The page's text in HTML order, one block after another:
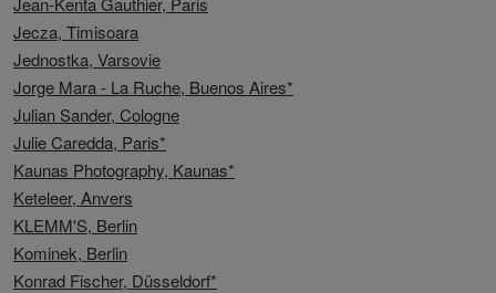
Jecza, Timisoara
Jednostka, Varsovie
Jorge Mara - La Ruche, Buenos Aires*
Julian Sander, Cologne
Julie Caredda, Paris*
Kaunas Photography, Kaunas*
Keteleer, Anvers
KLEMM'S, Berlin
Kominek, Berlin
Konrad Fischer, Düsseldorf*